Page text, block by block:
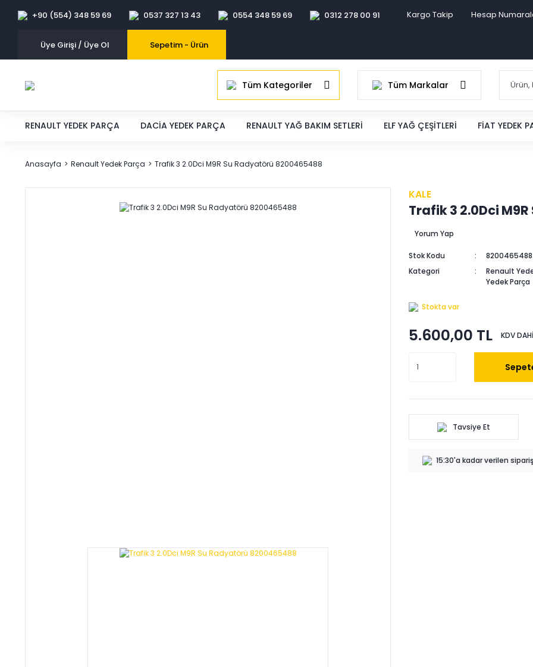
+90 (554) 348 59 69 0537 327 13 43 0554 348 59 69 0312 278 00 91 Kargo Takip Hesap
Üye Girişi / Üye Ol Sepetim - Ürün
Tüm Kategoriler Tüm Markalar
RENAULT YEDEK PARÇA DACIA YEDEK PARÇA RENAULT YAĞ BAKIM SETLERI ELF YAĞ ÇEŞITLERI FIAT YEDEK
Anasayfa Renault Yedek Parça Trafik 3 2.0Dci M9R Su Radyatörü 8200465488
KALE
Trafik 3 2.0Dci
Yorum Yap
Stok Kodu
8200465488
Kategori
Renault
Yedek Parça
Stokta var
5.600,00 TL KDV
Tavsiye Et
15:30'a kadar verilen